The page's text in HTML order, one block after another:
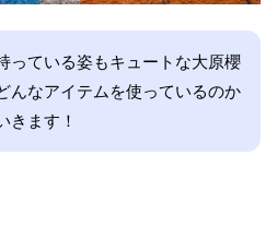
っている姿もキュートな大原櫻
んなアイテムを使っているのか
きます！